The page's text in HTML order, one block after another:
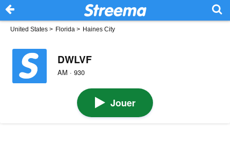
United States > Florida > Haines City
DWLVF
AM · 930
Jouer